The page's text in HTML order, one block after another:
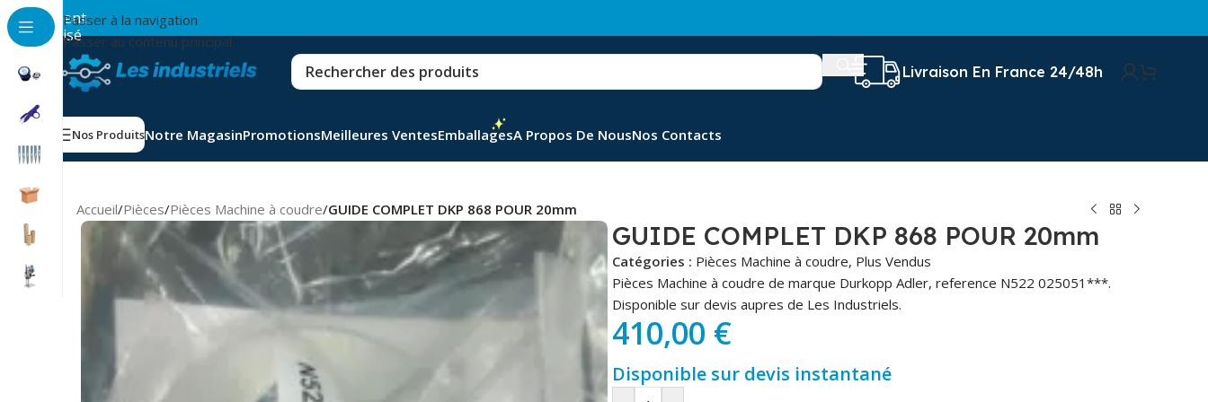
Passer à la navigation
Passer au contenu principal
Paiement
sécurisé
Livraison En France 24/48h
Nos ProduitsNotre MagasinPromotionsMeilleures VentesEmballagesA Propos De NousNos Contacts
Accueil/Pièces/Pièces Machine à coudre/GUIDE COMPLET DKP 868 POUR 20mm
GUIDE COMPLET DKP 868 POUR 20mm
Catégories : Pièces Machine à coudre, Plus Vendus
Pièces Machine à coudre de marque Durkopp Adler, reference N522 025051***.
Disponible sur devis aupres de Les Industriels.
410,00 €
Disponible sur devis instantané